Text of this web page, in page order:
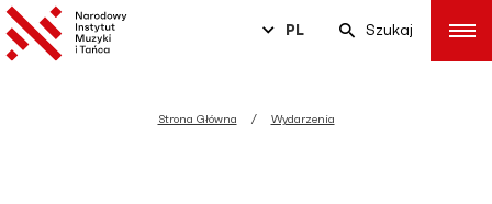
PL Szukaj
Strona Główna Wydarzenia